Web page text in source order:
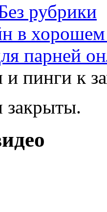
рубрики
в хорошем
парней
пинги к
закрыты.